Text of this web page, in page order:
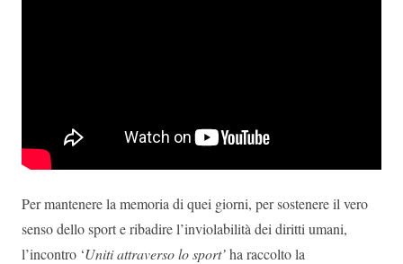
Per mantenere la memoria di quei giorni, per sostenere il vero
senso dello sport e ribadire l’inviolabilità dei diritti umani,
l’incontro ‘Uniti attraverso lo sport’ha raccolto la